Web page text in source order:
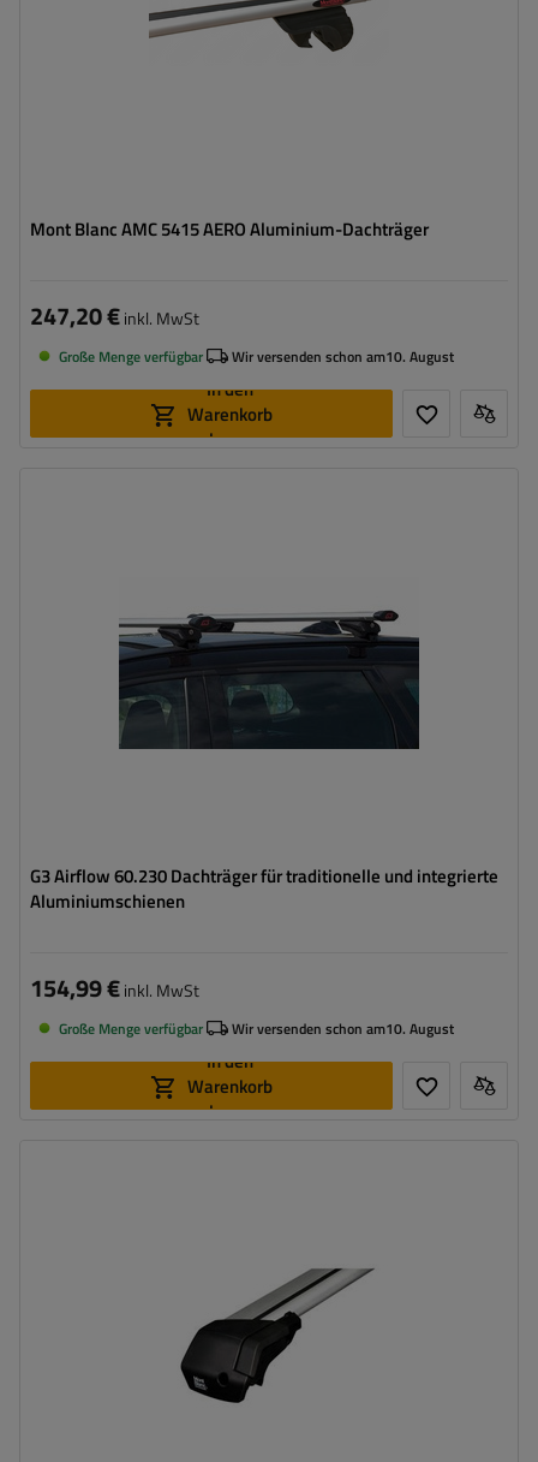
Mont Blanc AMC 5415 AERO Aluminium-Dachträger
247,20 €inkl. MwSt
Große Menge verfügbar Wir versenden schon am10. August
In den
Warenkorb
legen
G3 Airflow 60.230 Dachträger für traditionelle und integrierte
Aluminiumschienen
154,99 €inkl. MwSt
Große Menge verfügbar Wir versenden schon am10. August
In den
Warenkorb
legen